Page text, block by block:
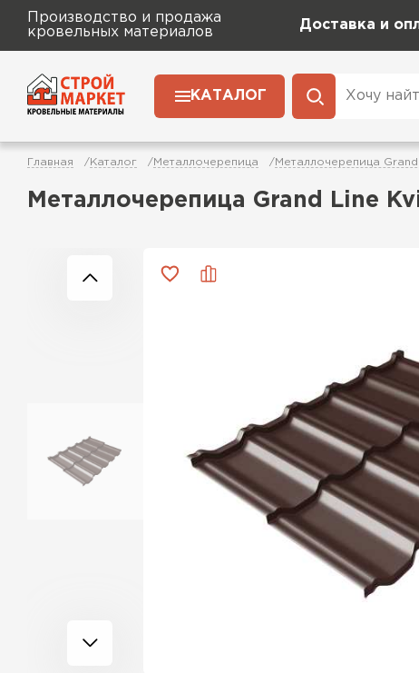
Производство и продажа
кровельных материалов
Доставка и
КАТАЛОГ
Главная Каталог Металлочерепица Металлочерепица Grand
Металлочерепица Grand Line